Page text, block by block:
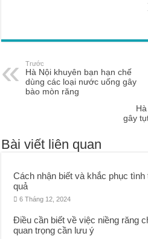
Trước
Hà Nội khuyên bạn hạn chế
dùng các loại nước uống gây
bào mòn răng
gây
Bài viết liên quan
Cách nhận biết và khắc phục
quả
6 Tháng 12, 2024
Điều cần biết về việc niềng răng
quan trọng cần lưu ý